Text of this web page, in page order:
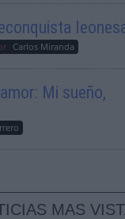
Carlos Miranda
Mi sueño,
MAS